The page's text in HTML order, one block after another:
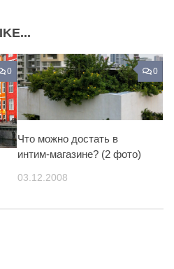
0 0
Что можно достать в
интим-магазине? (2 фото)
03.12.2008